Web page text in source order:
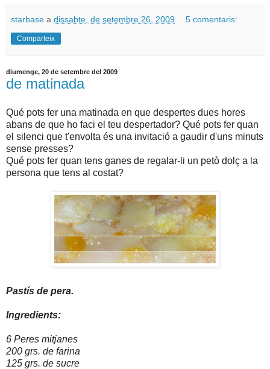
starbase a dissabte, de setembre 26, 2009 5 comentaris:
Comparteix
diumenge, 20 de setembre del 2009
de matinada
Qué pots fer una matinada en que despertes dues hores
abans de que ho faci el teu despertador? Qué pots fer quan
el silenci que t'envolta és una invitació a gaudir d'uns minuts
sense presses?
Qué pots fer quan tens ganes de regalar-li un petò dolç a la
persona que tens al costat?
Pastís de pera.
Ingredients:
6 Peres mitjanes
200 grs. de farina
125 grs. de sucre